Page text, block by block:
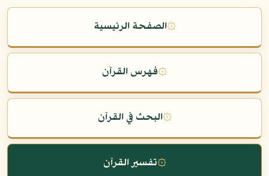
۞الصفحة الرئيسية
۞فهرس القرآن
۞البحث في القرآن
۞تفسير القرآن